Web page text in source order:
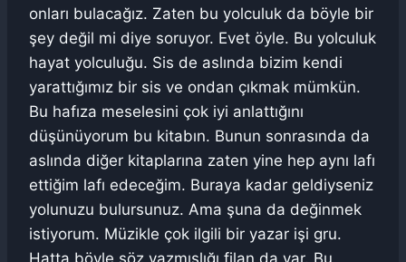
onları bulacağız. Zaten bu yolculuk da böyle bir
şey değil mi diye soruyor. Evet öyle. Bu yolculuk
hayat yolculuğu. Sis de aslında bizim kendi
yarattığımız bir sis ve ondan çıkmak mümkün.
Bu hafıza meselesini çok iyi anlattığını
düşünüyorum bu kitabın. Bunun sonrasında da
aslında diğer kitaplarına zaten yine hep aynı lafı
ettiğim lafı edeceğim. Buraya kadar geldiyseniz
yolunuzu bulursunuz. Ama şuna da değinmek
istiyorum. Müzikle çok ilgili bir yazar işi gru.